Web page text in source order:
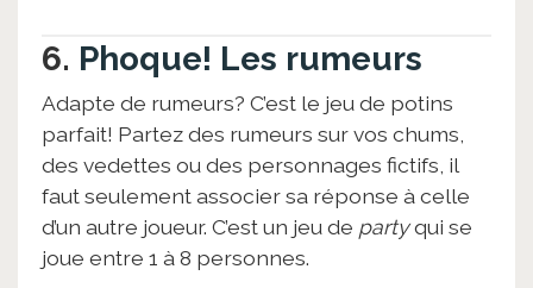
6. Phoque! Les rumeurs
Adapte de rumeurs? C’est le jeu de potins
parfait! Partez des rumeurs sur vos chums,
des vedettes ou des personnages fictifs, il
faut seulement associer sa réponse à celle
d’un autre joueur. C’est un jeu de partyqui se
joue entre 1 à 8 personnes.